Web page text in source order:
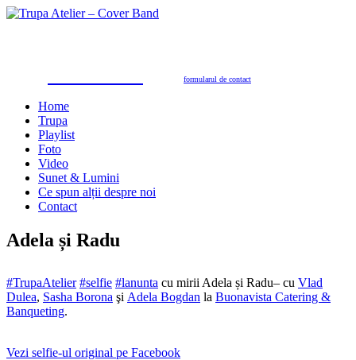
formularul de contact
Home
Trupa
Playlist
Foto
Video
Sunet & Lumini
Ce spun alții despre noi
Contact
Adela și Radu
#TrupaAtelier #selfie #lanunta cu mirii Adela și Radu– cu Vlad
Dulea, Sasha Borona şi Adela Bogdan la Buonavista Catering &
Banqueting.
Vezi selfie-ul original pe Facebook